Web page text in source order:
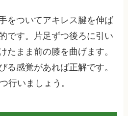
をついてアキレス腱を伸ば
です。片足ずつ後ろに引い
たまま前の膝を曲げます。
る感覚があれば正解です。
行いましょう。